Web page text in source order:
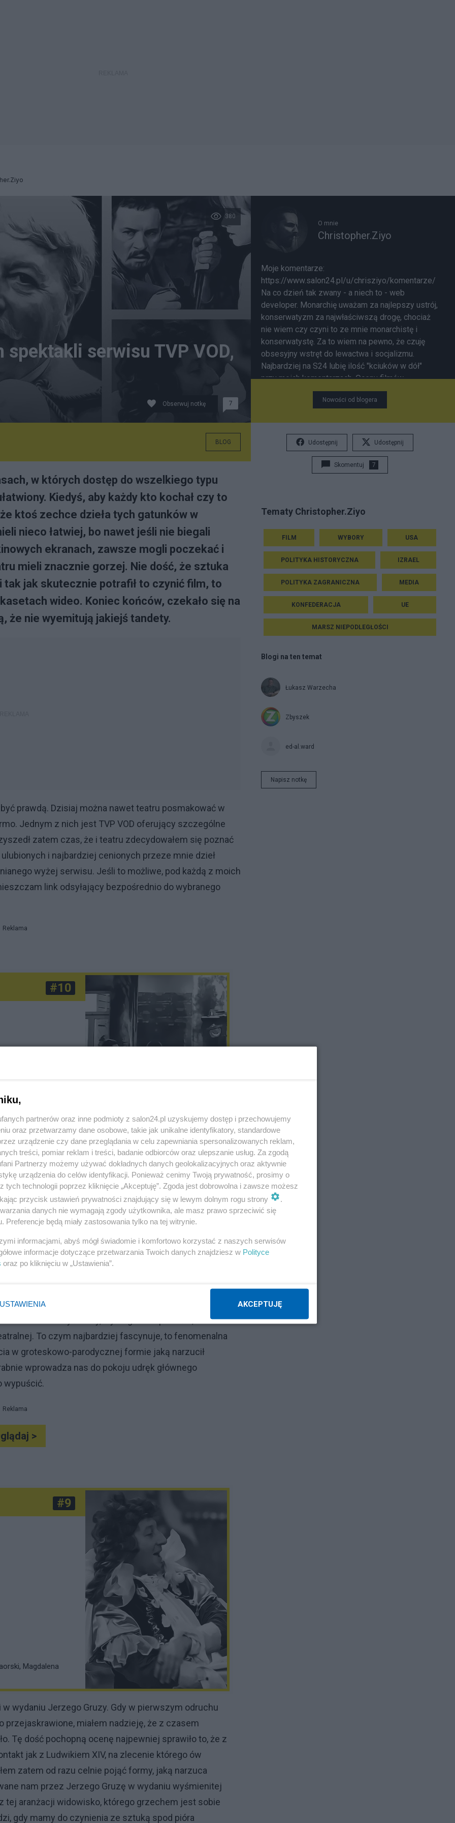
380
serwisu TVP VOD,
Obserwuj notkę 7
BLOG
w których dostęp do wszelkiego typu
Kiedyś, aby każdy kto kochał czy to
ktoś zechce dzieła tych gatunków w
nieco łatwiej, bo nawet jeśli nie biegali
ekranach, zawsze mogli poczekać i
mieli znacznie gorzej. Nie dość, że sztuka
tak jak skutecznie potrafił to czynić film, to
wideo. Koniec końców, czekało się na
że nie wyemitują jakiejś tandety.
prawdą. Dzisiaj można nawet teatru posmakować w
Jednym z nich jest TVP VOD oferujący szczególne
zatem czas, że i teatru zdecydowałem się poznać
i najbardziej cenionych przeze mnie dzieł
wyżej serwisu. Jeśli to możliwe, pod każdą z moich
link odsyłający bezpośrednio do wybranego
Reklama
#10
Zbigniew
tym samym tytule, przeniesiona na deski teatru
przekonać oglądającego, że spektakl będzie
pokoju, którego wnętrze zdaje się symbolizować
psychicznym głównego bohatera. Ten
idealnie wpisuje się w to, co w kolejnych aktach tej
początku mamy także kontakt z
Tadeusz Łomnicki, który wydaje się być stworzony do
Różewicza, ale również inni, mniej lub bardziej
może nie być łatwy, wymagać cierpliwości, ale
To czym najbardziej fascynuje, to fenomenalna
w groteskowo-parodycznej formie jaką narzucił
wprowadza nas do pokoju udręk głównego
wypuścić.
Reklama
>
#9
Magdalena
wydaniu Jerzego Gruzy. Gdy w pierwszym odruchu
przejaskrawione, miałem nadzieję, że z czasem
Tę dość pochopną ocenę najpewniej sprawiło to, że z
jak z Ludwikiem XIV, na zlecenie którego ów
zatem od razu celnie pojąć formy, jaką narzuca
nam przez Jerzego Gruzę w wydaniu wyśmienitej
tej aranżacji widowisko, którego grzechem jest sobie
gdy mamy do czynienia ze sztuką spod pióra
O mnie
Christopher.Ziyo
Moje komentarze:
https://www.salon24.pl/u/chrisziyo/komentarze/
Na co dzień tak zwany - a niech to - web
developer. Monarchię uważam za najlepszy ustrój,
konserwatyzm za najwłaściwszą drogę, chociaż
nie wiem czy czyni to ze mnie monarchistę i
konserwatystę. Za to wiem na pewno, że czuję
obsesyjny wstręt do lewactwa i socjalizmu.
Najbardziej na S24 lubię ilość "kciuków w dół"
przy moich komentarzach. Oceny filmów ⤑
https://ziyocinema.topJeśli Twoje komentarze
ukrywa filtr S24, podlegają one znacznie
prymitywne wyskoki poleci ban.
Nowości od blogera
Udostępnij Udostępnij
Skomentuj 7
Tematy Christopher.Ziyo
FILM WYBORY USA
POLITYKA HISTORYCZNA IZRAEL
POLITYKA ZAGRANICZNA MEDIA
KONFEDERACJA UE
MARSZ NIEPODLEGŁOŚCI
Blogi na ten temat
Łukasz Warzecha
Zbyszek
ed-al.ward
Napisz notkę
partnerów oraz inne podmioty z salon24.pl uzyskujemy dostęp i przechowujemy
oraz przetwarzamy dane osobowe, takie jak unikalne identyfikatory, standardowe
urządzenie czy dane przeglądania w celu zapewniania spersonalizowanych reklam,
treści, pomiar reklam i treści, badanie odbiorców oraz ulepszanie usług. Za zgodą
Partnerzy możemy używać dokładnych danych geolokalizacyjnych oraz aktywnie
urządzenia do celów identyfikacji. Ponieważ cenimy Twoją prywatność, prosimy o
tych technologii poprzez kliknięcie „Akceptuję”. Zgoda jest dobrowolna i zawsze możesz
przycisk ustawień prywatności znajdujący się w lewym dolnym rogu strony
.
danych nie wymagają zgody użytkownika, ale masz prawo sprzeciwić się
Preferencje będą miały zastosowania tylko na tej witrynie.
informacjami, abyś mógł świadomie i komfortowo korzystać z naszych serwisów
informacje dotyczące przetwarzania Twoich danych znajdziesz w Polityce
oraz po kliknięciu w „Ustawienia”.
USTAWIENIA AKCEPTUJĘ